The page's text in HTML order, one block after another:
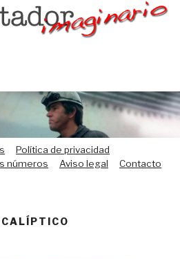
Política de privacidad
números Aviso legal Contacto